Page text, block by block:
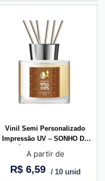
Vinil Semi Personalizado
Impressão UV – SONHO DE
A partir de
R$6,59 / 10 unid